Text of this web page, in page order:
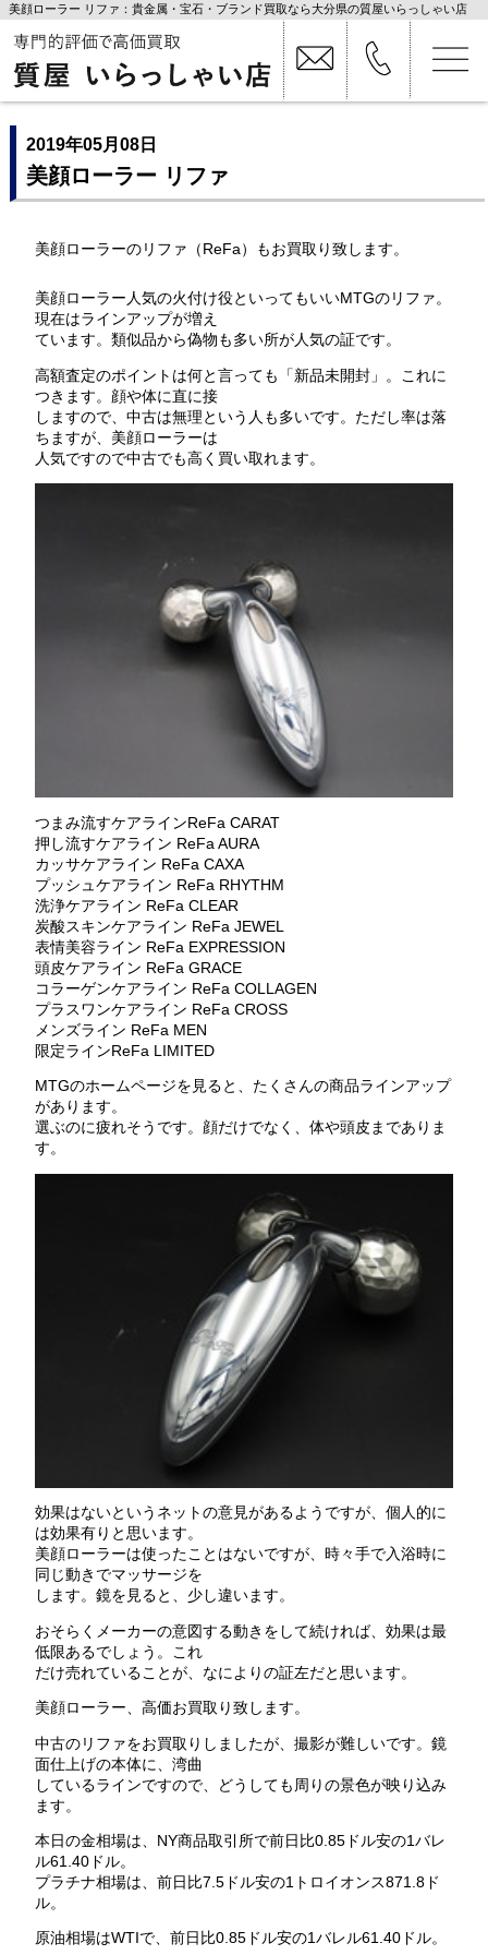
美顔ローラー リファ：貴金属・宝石・ブランド買取なら大分県の質屋いらっしゃい店
2019年05月08日
美顔ローラー リファ
美顔ローラーのリファ（ReFa）もお買取り致します。
美顔ローラー人気の火付け役といってもいいMTGのリファ。
現在はラインアップが増え
ています。類似品から偽物も多い所が人気の証です。
高額査定のポイントは何と言っても「新品未開封」。これに
つきます。顔や体に直に接
しますので、中古は無理という人も多いです。ただし率は落
ちますが、美顔ローラーは
人気ですので中古でも高く買い取れます。
つまみ流すケアラインReFa CARAT
押し流すケアライン ReFa AURA
カッサケアライン ReFa CAXA
プッシュケアライン ReFa RHYTHM
洗浄ケアライン ReFa CLEAR
炭酸スキンケアライン ReFa JEWEL
表情美容ライン ReFa EXPRESSION
頭皮ケアライン ReFa GRACE
コラーゲンケアライン ReFa COLLAGEN
プラスワンケアライン ReFa CROSS
メンズライン ReFa MEN
限定ラインReFa LIMITED
MTGのホームページを見ると、たくさんの商品ラインアップ
があります。
選ぶのに疲れそうです。顔だけでなく、体や頭皮までありま
す。
効果はないというネットの意見があるようですが、個人的に
は効果有りと思います。
美顔ローラーは使ったことはないですが、時々手で入浴時に
同じ動きでマッサージを
します。鏡を見ると、少し違います。
おそらくメーカーの意図する動きをして続ければ、効果は最
低限あるでしょう。これ
だけ売れていることが、なによりの証左だと思います。
美顔ローラー、高価お買取り致します。
中古のリファをお買取りしましたが、撮影が難しいです。鏡
面仕上げの本体に、湾曲
しているラインですので、どうしても周りの景色が映り込み
ます。
本日の金相場は、NY商品取引所で前日比0.85ドル安の1バレ
ル61.40ドル。
プラチナ相場は、前日比7.5ドル安の1トロイオンス871.8ド
ル。
原油相場はWTIで、前日比0.85ドル安の1バレル61.40ドル。